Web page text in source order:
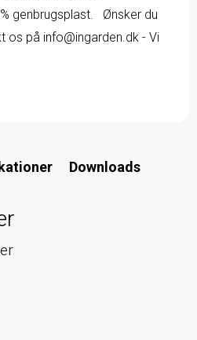
genbrugsplast. Ønsker du
os på info@ingarden.dk - Vi
Downloads